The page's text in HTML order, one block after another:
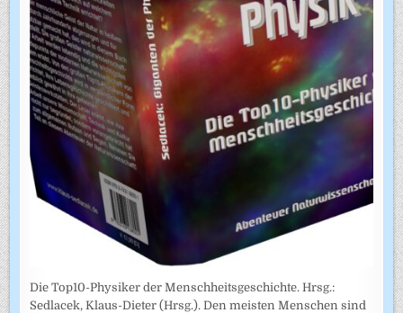
Die Top10-Physiker der Menschheitsgeschichte. Hrsg.:
Sedlacek, Klaus-Dieter (Hrsg.). Den meisten Menschen sind